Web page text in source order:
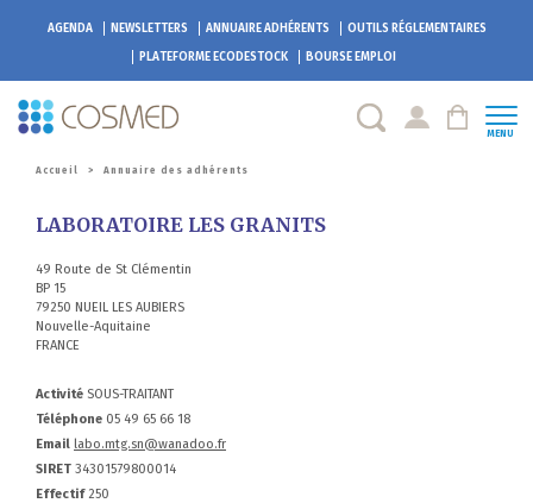
AGENDA NEWSLETTERS ANNUAIRE ADHÉRENTS
OUTILS RÉGLEMENTAIRES
PLATEFORMEECODESTOCK BOURSE EMPLOI
MENU
Accueil > Annuaire des adhérents
LABORATOIRE LES GRANITS
49 Route de St Clémentin
BP 15
79250 NUEIL LES AUBIERS
Nouvelle-Aquitaine
FRANCE
Activité SOUS-TRAITANT
Téléphone 05 49 65 66 18
Email labo.mtg.sn@wanadoo.fr
SIRET 34301579800014
Effectif250